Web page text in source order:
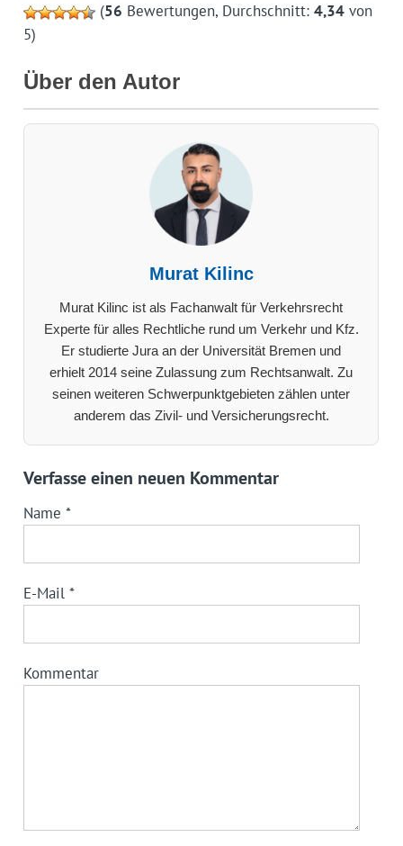
(56 Bewertungen, Durchschnitt: 4,34von
5)
Über den Autor
Murat Kilinc
Murat Kilinc ist als Fachanwalt für Verkehrsrecht
Experte für alles Rechtliche rund um Verkehr und Kfz.
Er studierte Jura an der Universität Bremen und
erhielt 2014 seine Zulassung zum Rechtsanwalt. Zu
seinen weiteren Schwerpunktgebieten zählen unter
anderem das Zivil- und Versicherungsrecht.
Verfasse einen neuen Kommentar
Name *
E-Mail *
Kommentar